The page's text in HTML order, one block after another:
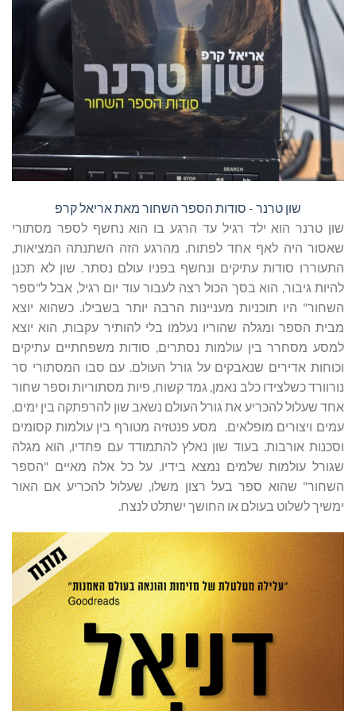
שון טרנר - סודות הספר השחור מאת אריאל קרפ
שון טרנר הוא ילד רגיל עד הרגע בו הוא נחשף לספר מסתורי
שאסור היה לאף אחד לפתוח. מהרגע הזה השתנתה המציאות,
התעוררו סודות עתיקים ונחשף בפניו עולם נסתר. שון לא תכנן
להיות גיבור, הוא בסך הכול רצה לעבור עוד יום רגיל, אבל ל"ספר
השחור" היו תוכניות מעניינות הרבה יותר בשבילו. כשהוא יוצא
מבית הספר ומגלה שהוריו נעלמו בלי להותיר עקבות, הוא יוצא
למסע מסחרר בין עולמות נסתרים, סודות משפחתיים עתיקים
וכוחות אדירים שנאבקים על גורל העולם. עם סבו המסתורי סר
נורוורד כשלצידו כלב נאמן, גמד קשוח, פיות מסתוריות וספר שחור
אחד שעלול להכריע את גורל העולם נשאב שון להרפתקה בין ימים,
עמים ויצורים מופלאים. מסע פנטזיה מטורף בין עולמות קסומים
וסכנות אורבות. בעוד שון נאלץ להתמודד עם פחדיו, הוא מגלה
שגורל עולמות שלמים נמצא בידיו. על כל אלה מאיים "הספר
השחור" שהוא ספר בעל רצון משלו, שעלול להכריע אם האור
ימשיך לשלוט בעולם או החושך ישתלט לנצח.